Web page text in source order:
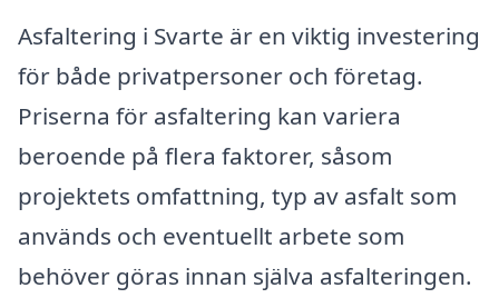
Asfaltering i Svarte är en viktig investering
för både privatpersoner och företag.
Priserna för asfaltering kan variera
beroende på flera faktorer, såsom
projektets omfattning, typ av asfalt som
används och eventuellt arbete som
behöver göras innan själva asfalteringen.